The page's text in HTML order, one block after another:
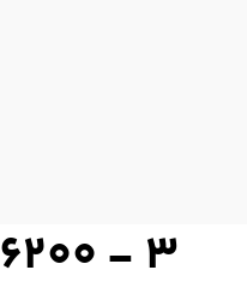
3 - 02166746200